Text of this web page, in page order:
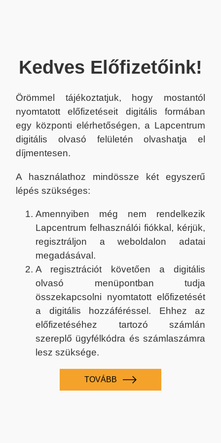
Kedves Előfizetőink!
Örömmel tájékoztatjuk, hogy mostantól
nyomtatott előfizetéseit digitális formában
egy központi elérhetőségen, a Lapcentrum
digitális olvasó felületén olvashatja el
díjmentesen.
A használathoz mindössze két egyszerű
lépés szükséges:
Amennyiben még nem rendelkezik
Lapcentrum felhasználói fiókkal, kérjük,
regisztráljon a weboldalon adatai
megadásával.
A regisztrációt követően a digitális
olvasó menüpontban tudja
összekapcsolni nyomtatott előfizetését
a digitális hozzáféréssel. Ehhez az
előfizetéséhez tartozó számlán
szereplő ügyfélkódra és számlaszámra
lesz szüksége.
TOVÁBB